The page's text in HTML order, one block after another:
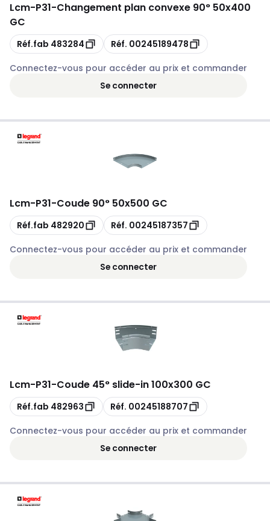
Lcm-P31-Changement plan convexe 90° 50x400
GC
Copie
Réf.fab 483284 Copie
Réf. 00245189478
Connectez-vous pour accéder au prix et commander
Se connecter
Lcm-P31-Coude 90° 50x500 GC
Copie
Réf.fab 482920 Copie
Réf. 00245187357
Connectez-vous pour accéder au prix et commander
Se connecter
Lcm-P31-Coude 45° slide-in 100x300 GC
Copie
Réf.fab 482963 Copie
Réf. 00245188707
Connectez-vous pour accéder au prix et commander
Se connecter